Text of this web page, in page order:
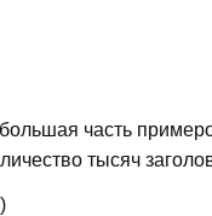
часть
тысяч